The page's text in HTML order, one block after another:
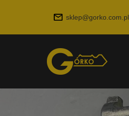
sklep@gorko.com.pl